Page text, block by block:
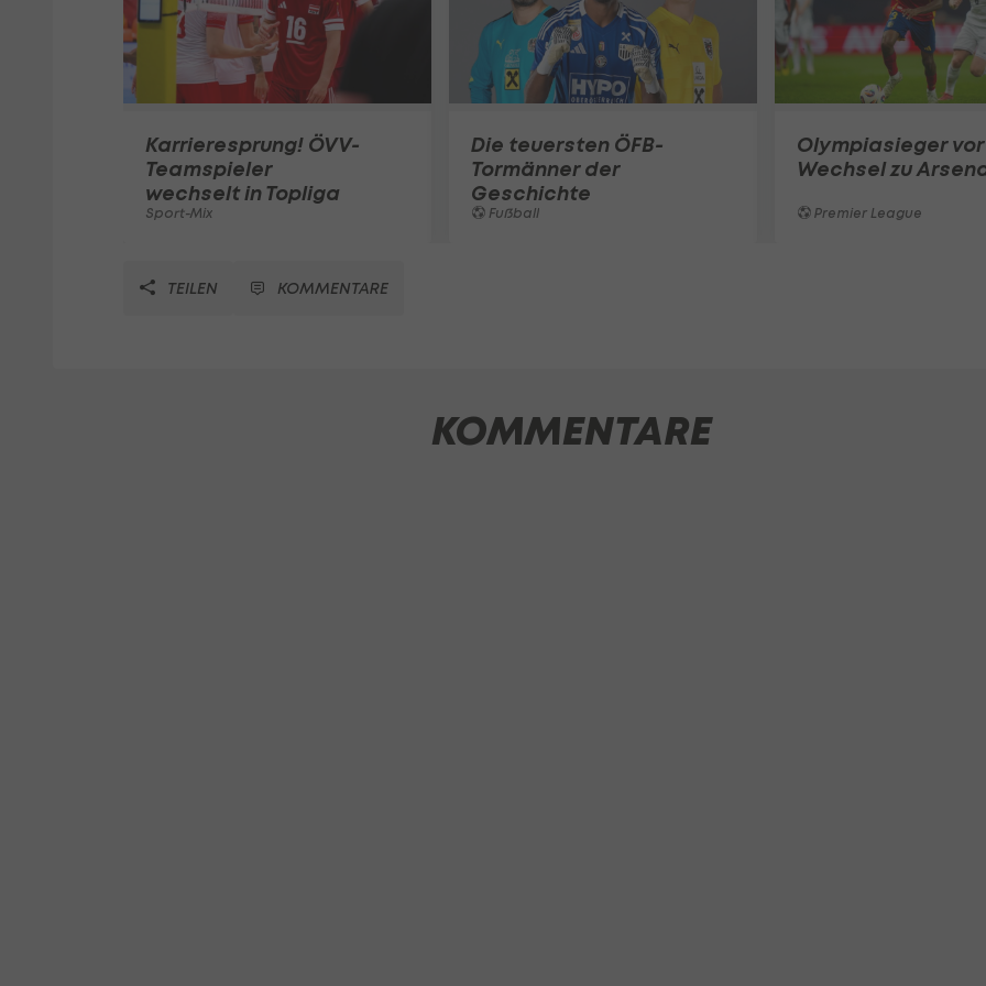
Karrieresprung! ÖVV-
Teamspieler
wechselt in Topliga
Sport-Mix
Die teuersten ÖFB-
Tormänner der
Geschichte
Fußball
Olympiasieger vor
Wechsel zu
Premier League
TEILEN KOMMENTARE
KOMMENTARE